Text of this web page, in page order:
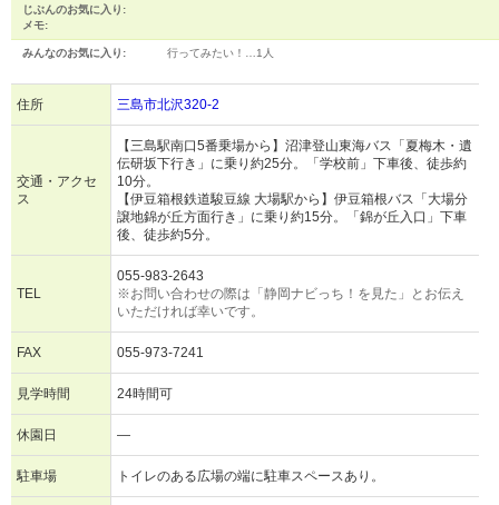
じぶんのお気に入り:
メモ:
みんなのお気に入り: 行ってみたい！… 1人
住所 三島市北沢320-2
交通・アクセ
ス
【三島駅南口5番乗場から】沼津登山東海バス「夏梅木・遺
伝研坂下行き」に乗り約25分。「学校前」下車後、徒歩約
10分。
【伊豆箱根鉄道駿豆線 大場駅から】伊豆箱根バス「大場分
譲地錦が丘方面行き」に乗り約15分。「錦が丘入口」下車
後、徒歩約5分。
TEL
055-983-2643
※お問い合わせの際は「静岡ナビっち！を見た」とお伝え
いただければ幸いです。
FAX 055-973-7241
見学時間 24時間可
休園日 ―
駐車場 トイレのある広場の端に駐車スペースあり。